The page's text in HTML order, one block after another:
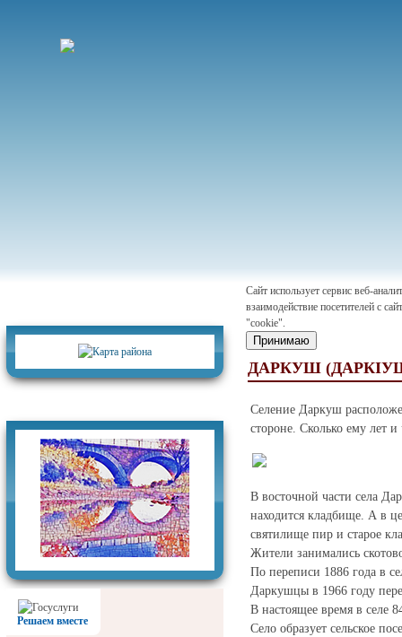
Решаем вместе
Сайт использует сервис веб-
взаимодействие посетителей с
"cookie".
Принимаю
ДАРКУШ
Селение Даркуш
стороне. Сколько ему лет и
В восточной части села
находится кладбище. А в
святилище пир и старое
Жители занимались
По переписи 1886 года в
Даркушцы в 1966 году
В настоящее время в селе
Село образует сельское